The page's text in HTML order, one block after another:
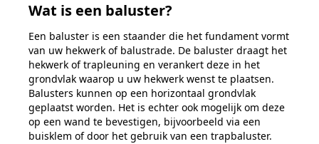
Wat is een baluster?
Een baluster is een staander die het fundament vormt
van uw hekwerk of balustrade. De baluster draagt het
hekwerk of trapleuning en verankert deze in het
grondvlak waarop u uw hekwerk wenst te plaatsen.
Balusters kunnen op een horizontaal grondvlak
geplaatst worden. Het is echter ook mogelijk om deze
op een wand te bevestigen, bijvoorbeeld via een
buisklem of door het gebruik van een trapbaluster.